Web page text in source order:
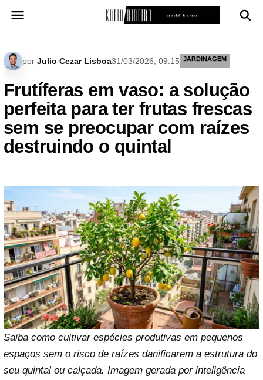
para
por Julio Cezar Lisboa31/03/2026, 09:15 JARDINAGEM
Frutíferas em vaso: a solução
perfeita para ter frutas frescas
sem se preocupar com raízes
destruindo o quintal
Saiba como cultivar espécies produtivas em pequenos
espaços sem o risco de raízes danificarem a estrutura do
seu quintal ou calçada. Imagem gerada por inteligência